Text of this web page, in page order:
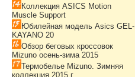
Коллекция ASICS Motion
Muscle Support
Юбилейная модель Asics GEL-
KAYANO 20
Обзор беговых кроссовок
Mizuno осень-зима 2015
Термобелье Mizuno. Зимняя
коллекция 2015 г.